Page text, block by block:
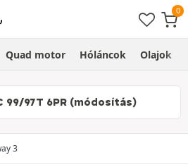
Quad motor Hóláncok Olajok
99/97T 6PR (módosítás)
3